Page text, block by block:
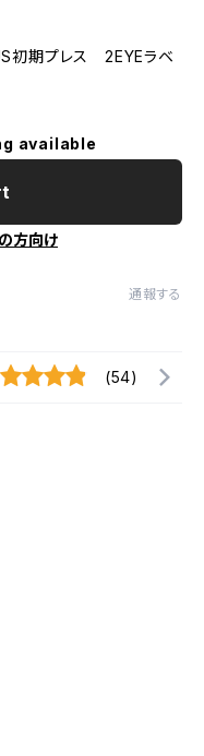
期プレス 2EYEラベ
available
方向け
通報する
(54)